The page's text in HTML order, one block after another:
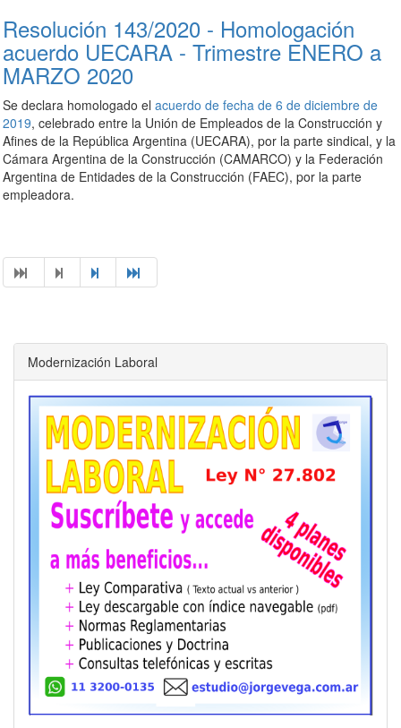
Resolución 143/2020 - Homologación
acuerdo UECARA - Trimestre ENERO a
MARZO 2020
Se declara homologado el acuerdo de fecha de 6 de diciembre de
2019, celebrado entre la Unión de Empleados de la Construcción y
Afines de la República Argentina (UECARA), por la parte sindical, y la
Cámara Argentina de la Construcción (CAMARCO) y la Federación
Argentina de Entidades de la Construcción (FAEC), por la parte
empleadora.
Modernización Laboral